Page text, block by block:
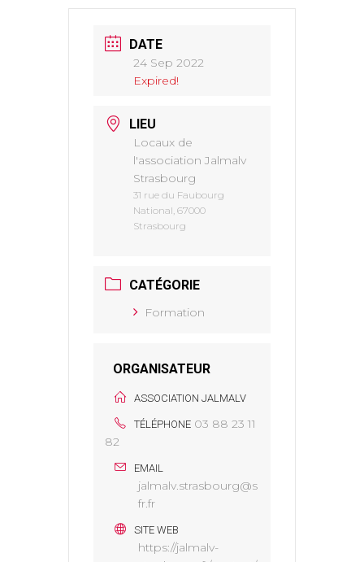
DATE
24 Sep 2022
Expired!
LIEU
Locaux de
l'association Jalmalv
Strasbourg
31 rue du Faubourg
National, 67000
Strasbourg
CATÉGORIE
Formation
ORGANISATEUR
ASSOCIATION JALMALV
TÉLÉPHONE 03 88 23 11
82
EMAIL
jalmalv.strasbourg@s
fr.fr
SITE WEB
https://jalmalv-